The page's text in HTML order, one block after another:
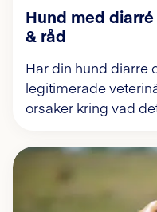
Hund med
& råd
Har din hund diarre
legitimerade
orsaker kring vad